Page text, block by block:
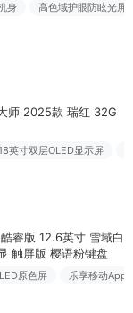
身 高色域护眼防眩光屏
师 2025款 瑞红 32G
英寸双层OLED显示屏
睿版 12.6英寸 雪域白
触屏版 樱语粉键盘
原色屏 乐享移动App